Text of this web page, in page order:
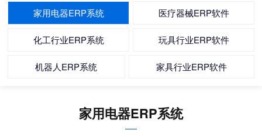
家用电器ERP系统 医疗器械ERP软件
化工行业ERP系统 玩具行业ERP软件
机器人ERP系统 家具行业ERP软件
家用电器ERP系统